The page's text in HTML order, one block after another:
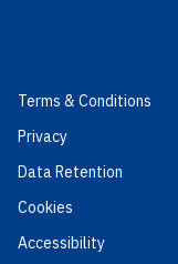
Terms & Conditions
Privacy
Data Retention
Cookies
Accessibility